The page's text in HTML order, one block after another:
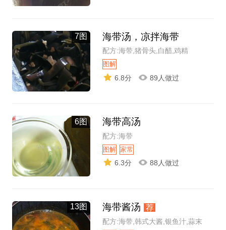
7图 海带汤，凉拌海带
配方:海带,猪骨头,白醋,鸡精
图解
6.8分 89人做过
6图 海带高汤
配方:海带
图解 家常
6.3分 88人做过
13图 海带酱汤 荐
配方:海带,韩式大酱,银鱼汁,蒜末